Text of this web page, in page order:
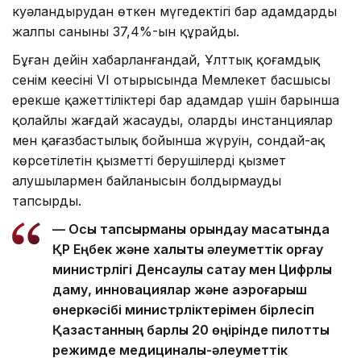
куәландырудан өткен мүгедектігі бар адамдардың
жалпы санының 37,4%-ын құрайды.
Бұған дейін хабарланғандай, Ұлттық қоғамдық
сенім кеңесінің VI отырысында Мемлекет басшысы
ерекше қажеттіліктері бар адамдар үшін барынша
қолайлы жағдай жасауды, олардың инстанциялар
мен қағазбастылық бойынша жүруін, сондай-ақ
көрсетілетін қызметті берушілердің қызмет
алушылармен байланысын болдырмауды
тапсырды.
— Осы тапсырманы орындау мақсатында
ҚР Еңбек және халықты әлеуметтік қорғау
министрлігі Денсаулық сақтау мен Цифрлық
даму, инновациялар және аэроғарыш
өнеркәсібі министрліктерімен бірлесіп
Қазақстанның барлық 20 өңірінде пилоттық
режимде медициналық-әлеуметтік